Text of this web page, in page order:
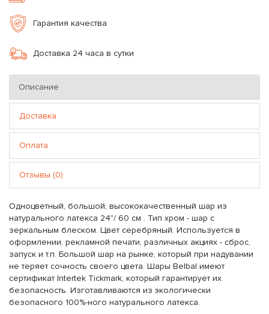
Гарантия качества
Доставка 24 часа в сутки
Описание
Доставка
Оплата
Отзывы (0)
Одноцветный, большой, высококачественный шар из
натурального латекса 24"/ 60 см . Тип хром - шар с
зеркальным блеском. Цвет серебряный. Используется в
оформлении, рекламной печати, различных акциях - сброс,
запуск и т.п. Большой шар на рынке, который при надувании
не теряет сочность своего цвета. Шары Belbal имеют
сертификат Intertek Tickmark, который гарантирует их
безопасность. Изготавливаются из экологически
безопасного 100%-ного натурального латекса.